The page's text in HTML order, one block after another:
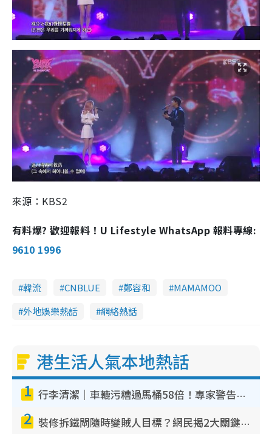
來源：KBS2
有料爆? 歡迎報料！U Lifestyle WhatsApp 報料專線:
9610 1996
韓流 CNBLUE 鄭容和
MAMAMOO
外地娛樂熱話
網絡熱話
港生活人氣本地熱話
1 行李清潔｜車轆污糟過馬桶58倍！專家警告忌用酒精抹 教1招免污手除菌
2 裝修拆鐵閘隨時變賊人目標？網民揭2大關鍵用途：裝新式等於白裝？附新舊鐵閘分別